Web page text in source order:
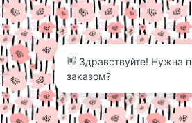
👋 Здравствуйте! Нужна
заказом?